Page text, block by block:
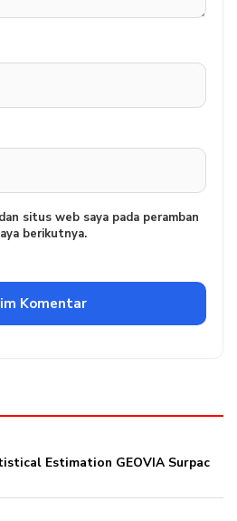
situs web saya pada peramban
berikutnya.
Estimation GEOVIA Surpac